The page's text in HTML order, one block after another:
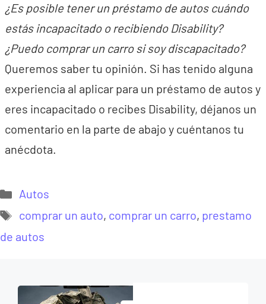
¿Es posible tener un préstamo de autos cuándo
estás incapacitado o recibiendo Disability?
¿Puedo comprar un carro si soy discapacitado?
Queremos saber tu opinión. Si has tenido alguna
experiencia al aplicar para un préstamo de autos y
eres incapacitado o recibes Disability, déjanos un
comentario en la parte de abajo y cuéntanos tu
anécdota.
Categorías
Autos
Etiquetas
comprar un auto, comprar un carro, prestamo
de autos